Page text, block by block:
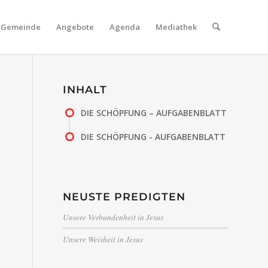
Gemeinde Angebote Agenda Mediathek
INHALT
DIE SCHÖPFUNG – AUFGABENBLATT
DIE SCHÖPFUNG - AUFGABENBLATT
NEUSTE PREDIGTEN
Unsere Verbundenheit in Jesus
Unsere Weisheit in Jesus